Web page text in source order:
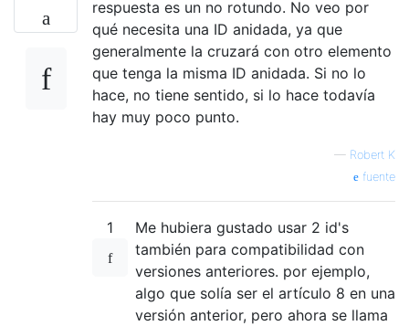
respuesta es un no rotundo. No veo por
qué necesita una ID anidada, ya que
generalmente la cruzará con otro elemento
que tenga la misma ID anidada. Si no lo
hace, no tiene sentido, si lo hace todavía
hay muy poco punto.
— Robert K
fuente
1
Me hubiera gustado usar 2 id's
también para compatibilidad con
versiones anteriores. por ejemplo,
algo que solía ser el artículo 8 en una
versión anterior, pero ahora se llama